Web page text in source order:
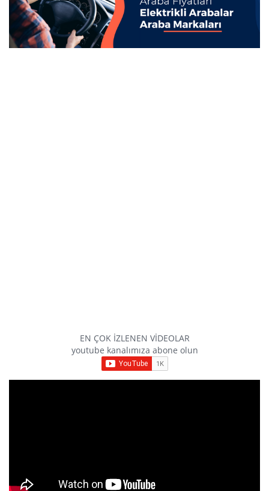
EN ÇOK İZLENEN VİDEOLAR
youtube kanalımıza abone olun